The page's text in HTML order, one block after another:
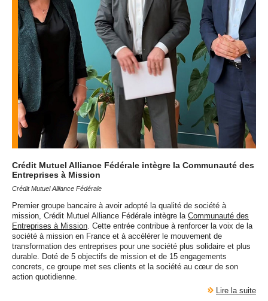
Crédit Mutuel Alliance Fédérale intègre la Communauté des
Entreprises à Mission
Crédit Mutuel Alliance Fédérale
Premier groupe bancaire à avoir adopté la qualité de société à
mission, Crédit Mutuel Alliance Fédérale intègre la Communauté des
Entreprises à Mission. Cette entrée contribue à renforcer la voix de la
société à mission en France et à accélérer le mouvement de
transformation des entreprises pour une société plus solidaire et plus
durable. Doté de 5 objectifs de mission et de 15 engagements
concrets, ce groupe met ses clients et la société au cœur de son
action quotidienne.
Lire la suite